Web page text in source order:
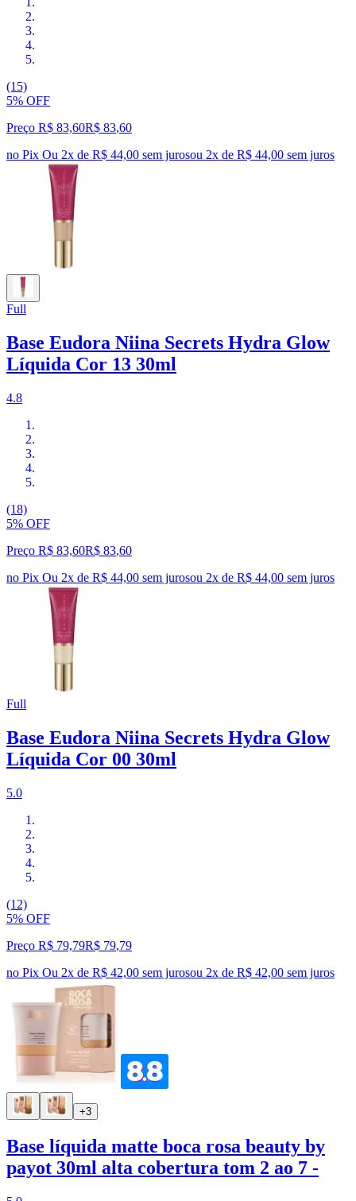
(15)
5% OFF
Preço R$ 83,60R$ 83,60
no Pix Ou 2x de R$ 44,00 sem jurosou 2x de R$ 44,00 sem juros
Full
Base Eudora Niina Secrets Hydra Glow
Líquida Cor 13 30ml
4.8
(18)
5% OFF
Preço R$ 83,60R$ 83,60
no Pix Ou 2x de R$ 44,00 sem jurosou 2x de R$ 44,00 sem juros
Full
Base Eudora Niina Secrets Hydra Glow
Líquida Cor 00 30ml
5.0
(12)
5% OFF
Preço R$ 79,79R$ 79,79
no Pix Ou 2x de R$ 42,00 sem jurosou 2x de R$ 42,00 sem juros
+3
Base líquida matte boca rosa beauty by
payot 30ml alta cobertura tom 2 ao 7 -